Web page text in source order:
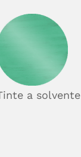
a solvente